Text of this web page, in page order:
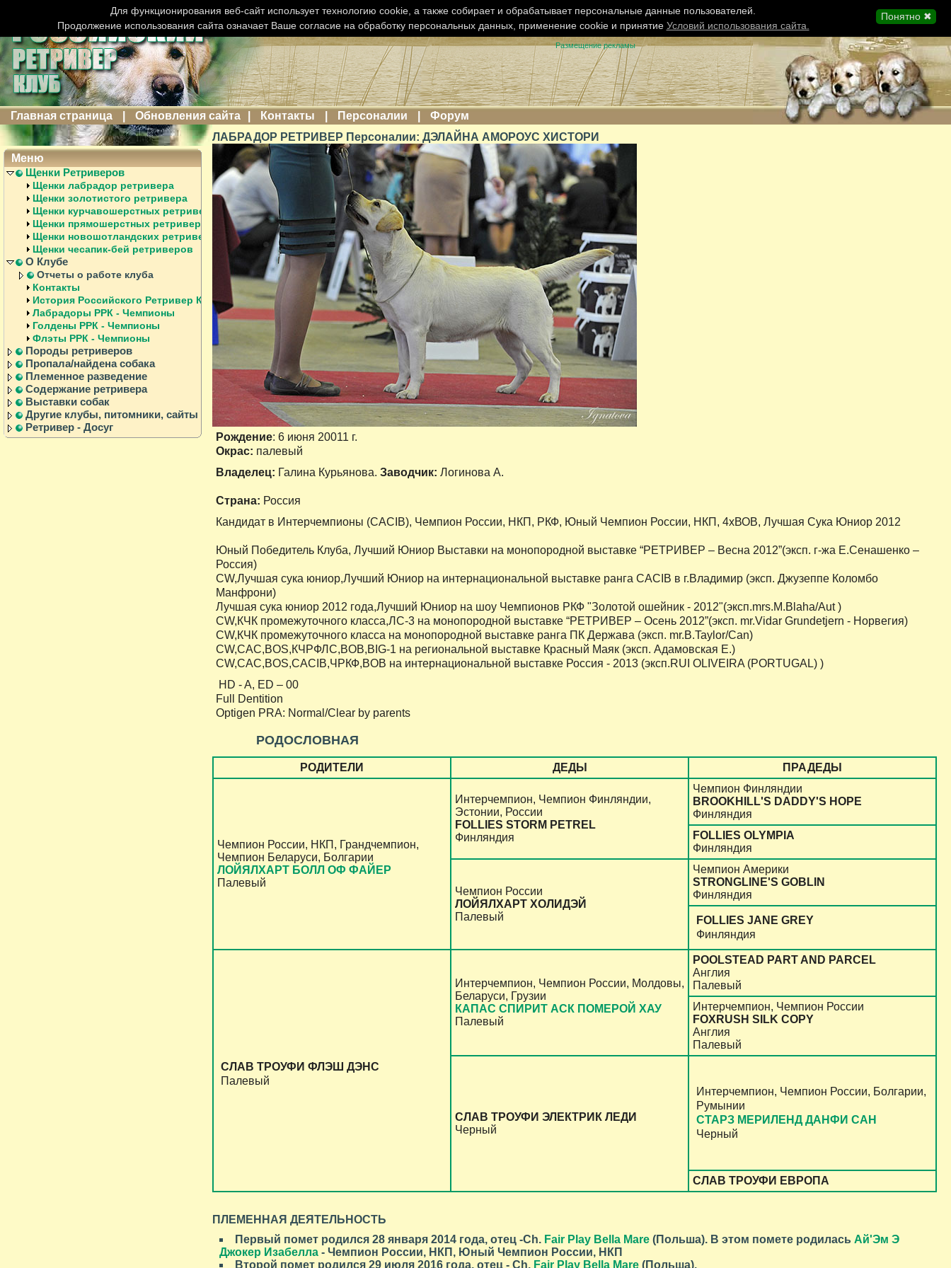
Размещение рекламы
Главная страница Обновления сайта Контакты Персоналии
Форум
ЛАБРАДОР РЕТРИВЕР Персоналии: ДЭЛАЙНА АМОРОУС ХИСТОРИ
Рождение: 6 июня 20011 г.
Окрас: палевый
Владелец: Галина Курьянова. Заводчик: Логинова А.
Cтрана: Россия
Кандидат в Интерчемпионы (CACIB), Чемпион России, НКП, РКФ, Юный Чемпион России, НКП, 4хВОВ, Лучшая Сука Юниор 2012
Юный Победитель Клуба, Лучший Юниор Выставки на монопородной выставке “РЕТРИВЕР – Весна 2012”(эксп. г-жа Е.Сенашенко –
Россия)
СW,Лучшая сука юниор,Лучший Юниор на интернациональной выставке ранга CACIB в г.Владимир (эксп. Джузеппе Коломбо
Манфрони)
Лучшая сука юниор 2012 года,Лучший Юниор на шоу Чемпионов РКФ "Золотой ошейник - 2012"(эксп.mrs.M.Blaha/Aut )
СW,КЧК промежуточного класса,ЛС-3 на монопородной выставке “РЕТРИВЕР – Осень 2012”(эксп. mr.Vidar Grundetjern - Норвегия)
СW,КЧК промежуточного класса на монопородной выставке ранга ПК Держава (эксп. mr.B.Taylor/Can)
CW,CAC,BOS,КЧРФЛС,BOB,BIG-1 на региональной выставке Красный Маяк (эксп. Адамовская Е.)
CW,CAC,BOS,CACIB,ЧРКФ,BOB на интернациональной выставке Россия - 2013 (эксп.RUI OLIVEIRA (PORTUGAL) )
HD - A, ED – 00
Full Dentition
Optigen PRA: Normal/Clear by parents
РОДОСЛОВНАЯ
РОДИТЕЛИ ДЕДЫ ПРАДЕДЫ
Чемпион России, НКП, Грандчемпион,
Чемпион Беларуси, Болгарии
ЛОЙЯЛХАРТ БОЛЛ ОФ ФАЙЕР
Палевый
Интерчемпион, Чемпион Финляндии,
Эстонии, России
FOLLIES STORM PETREL
Финляндия
Чемпион Финляндии
BROOKHILL'S DADDY'S HOPE
Финляндия
FOLLIES OLYMPIA
Финляндия
Чемпион России
ЛОЙЯЛХАРТ ХОЛИДЭЙ
Палевый
Чемпион Америки
STRONGLINE'S GOBLIN
Финляндия
FOLLIES JANE GREY
Финляндия
СЛАВ ТРОУФИ ФЛЭШ ДЭНС
Палевый
Интерчемпион, Чемпион России, Молдовы,
Беларуси, Грузии
КАПАС СПИРИТ АСК ПОМЕРОЙ ХАУ
Палевый
POOLSTEAD PART AND PARCEL
Англия
Палевый
Интерчемпион, Чемпион России
FOXRUSH SILK COPY
Англия
Палевый
СЛАВ ТРОУФИ ЭЛЕКТРИК ЛЕДИ
Черный
Интерчемпион, Чемпион России, Болгарии,
Румынии
CТАРЗ МЕРИЛЕНД ДАНФИ САН
Черный
СЛАВ ТРОУФИ ЕВРОПА
ПЛЕМЕННАЯ ДЕЯТЕЛЬНОСТЬ
Первый помет родился 28 января 2014 года, отец -Ch. Fair Play Bella Mare (Польша). В этом помете родилась Ай'Эм Э
Джокер Изабелла - Чемпион России, НКП, Юный Чемпион России, НКП
Второй помет родился 29 июля 2016 года, отец - Ch. Fair Play Bella Mare (Польша).
Меню
Щенки Ретриверов
Щенки лабрадор ретривера
Щенки золотистого ретривера
Щенки курчавошерстных ретриверов
Щенки прямошерстных ретриверов
Щенки новошотландских ретриверов
Щенки чесапик-бей ретриверов
О Клубе
Отчеты о работе клуба
Контакты
История Российского Ретривер Клуба
Лабрадоры РРК - Чемпионы
Голдены РРК - Чемпионы
Флэты РРК - Чемпионы
Породы ретриверов
Пропала/найдена собака
Племенное разведение
Содержание ретривера
Выставки собак
Другие клубы, питомники, сайты
Ретривер - Досуг
Понятно ✖
Для функционирования веб-сайт использует технологию cookie, а также собирает и обрабатывает персональные данные пользователей.
Продолжение использования сайта означает Ваше согласие на обработку персональных данных, применение cookie и принятие Условий использования сайта.